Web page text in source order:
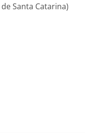
Santa Catarina)